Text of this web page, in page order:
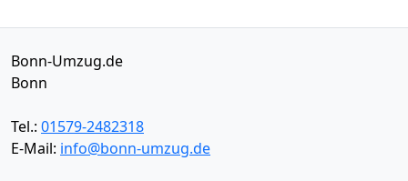
Bonn-Umzug.de
Bonn
Tel.: 01579-2482318
E-Mail: info@bonn-umzug.de